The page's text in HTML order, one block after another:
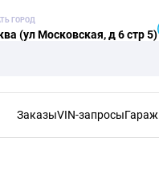
ГОРОД
(ул Московская, д 6 стр 5)
ЗаказыVIN-запросыГараж